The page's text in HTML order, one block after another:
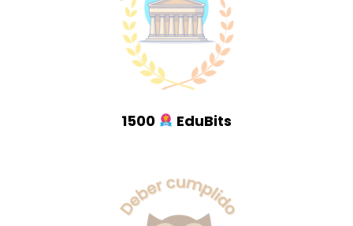
1500 EduBits